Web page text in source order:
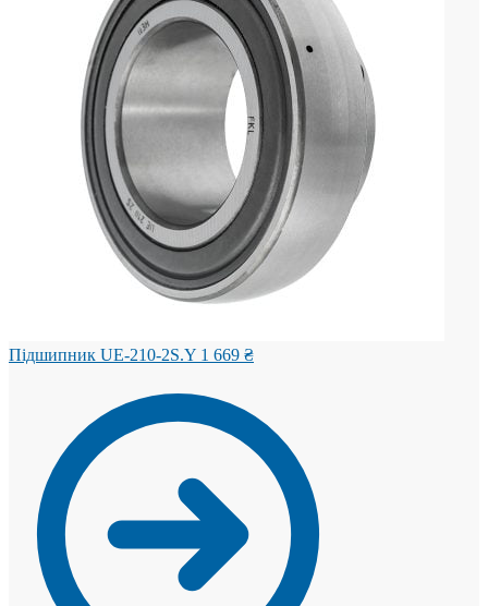
Підшипник UE-210-2S.Y 1 669 ₴